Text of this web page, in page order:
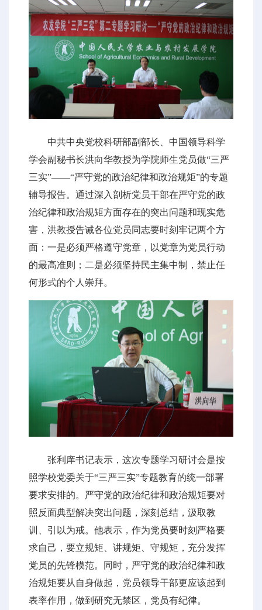
中共中央党校科研部副部长、中国领导科学
学会副秘书长洪向华教授为学院师生党员做“三严
三实”——“严守党的政治纪律和政治规矩”的专题
辅导报告。通过深入剖析党员干部在严守党的政
治纪律和政治规矩方面存在的突出问题和现实危
害，洪教授告诫各位党员同志要时刻牢记两个方
面：一是必须严格遵守党章，以党章为党员行动
的最高准则；二是必须坚持民主集中制，禁止任
何形式的个人崇拜。
张利庠书记表示，这次专题学习研讨会是按
照学校党委关于“三严三实”专题教育的统一部署
要求安排的。严守党的政治纪律和政治规矩要对
照反面典型解决突出问题，深刻总结，汲取教
训、引以为戒。他表示，作为党员要时刻严格要
求自己，要立规矩、讲规矩、守规矩，充分发挥
党员的先锋模范。同时，严守党的政治纪律和政
治规矩要从自身做起，党员领导干部更应该起到
表率作用，做到研究无禁区，党员有纪律。